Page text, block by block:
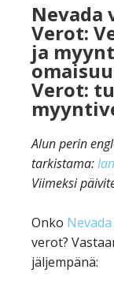
Nevada
Verot:
ja
Verot:
Alun perin
tarkistama:
Viimeksi
Onko Nevada
verot?
jäljempänä: